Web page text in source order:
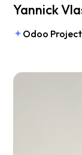
Yannick
Odoo